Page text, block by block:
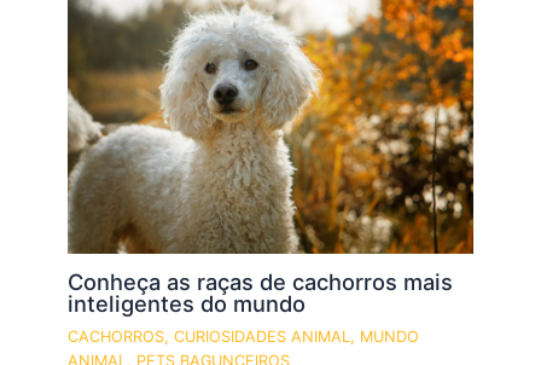
Conheça as raças de cachorros mais
inteligentes do mundo
CACHORROS,CURIOSIDADES ANIMAL, MUNDO
ANIMAL, PETS BAGUNCEIROS